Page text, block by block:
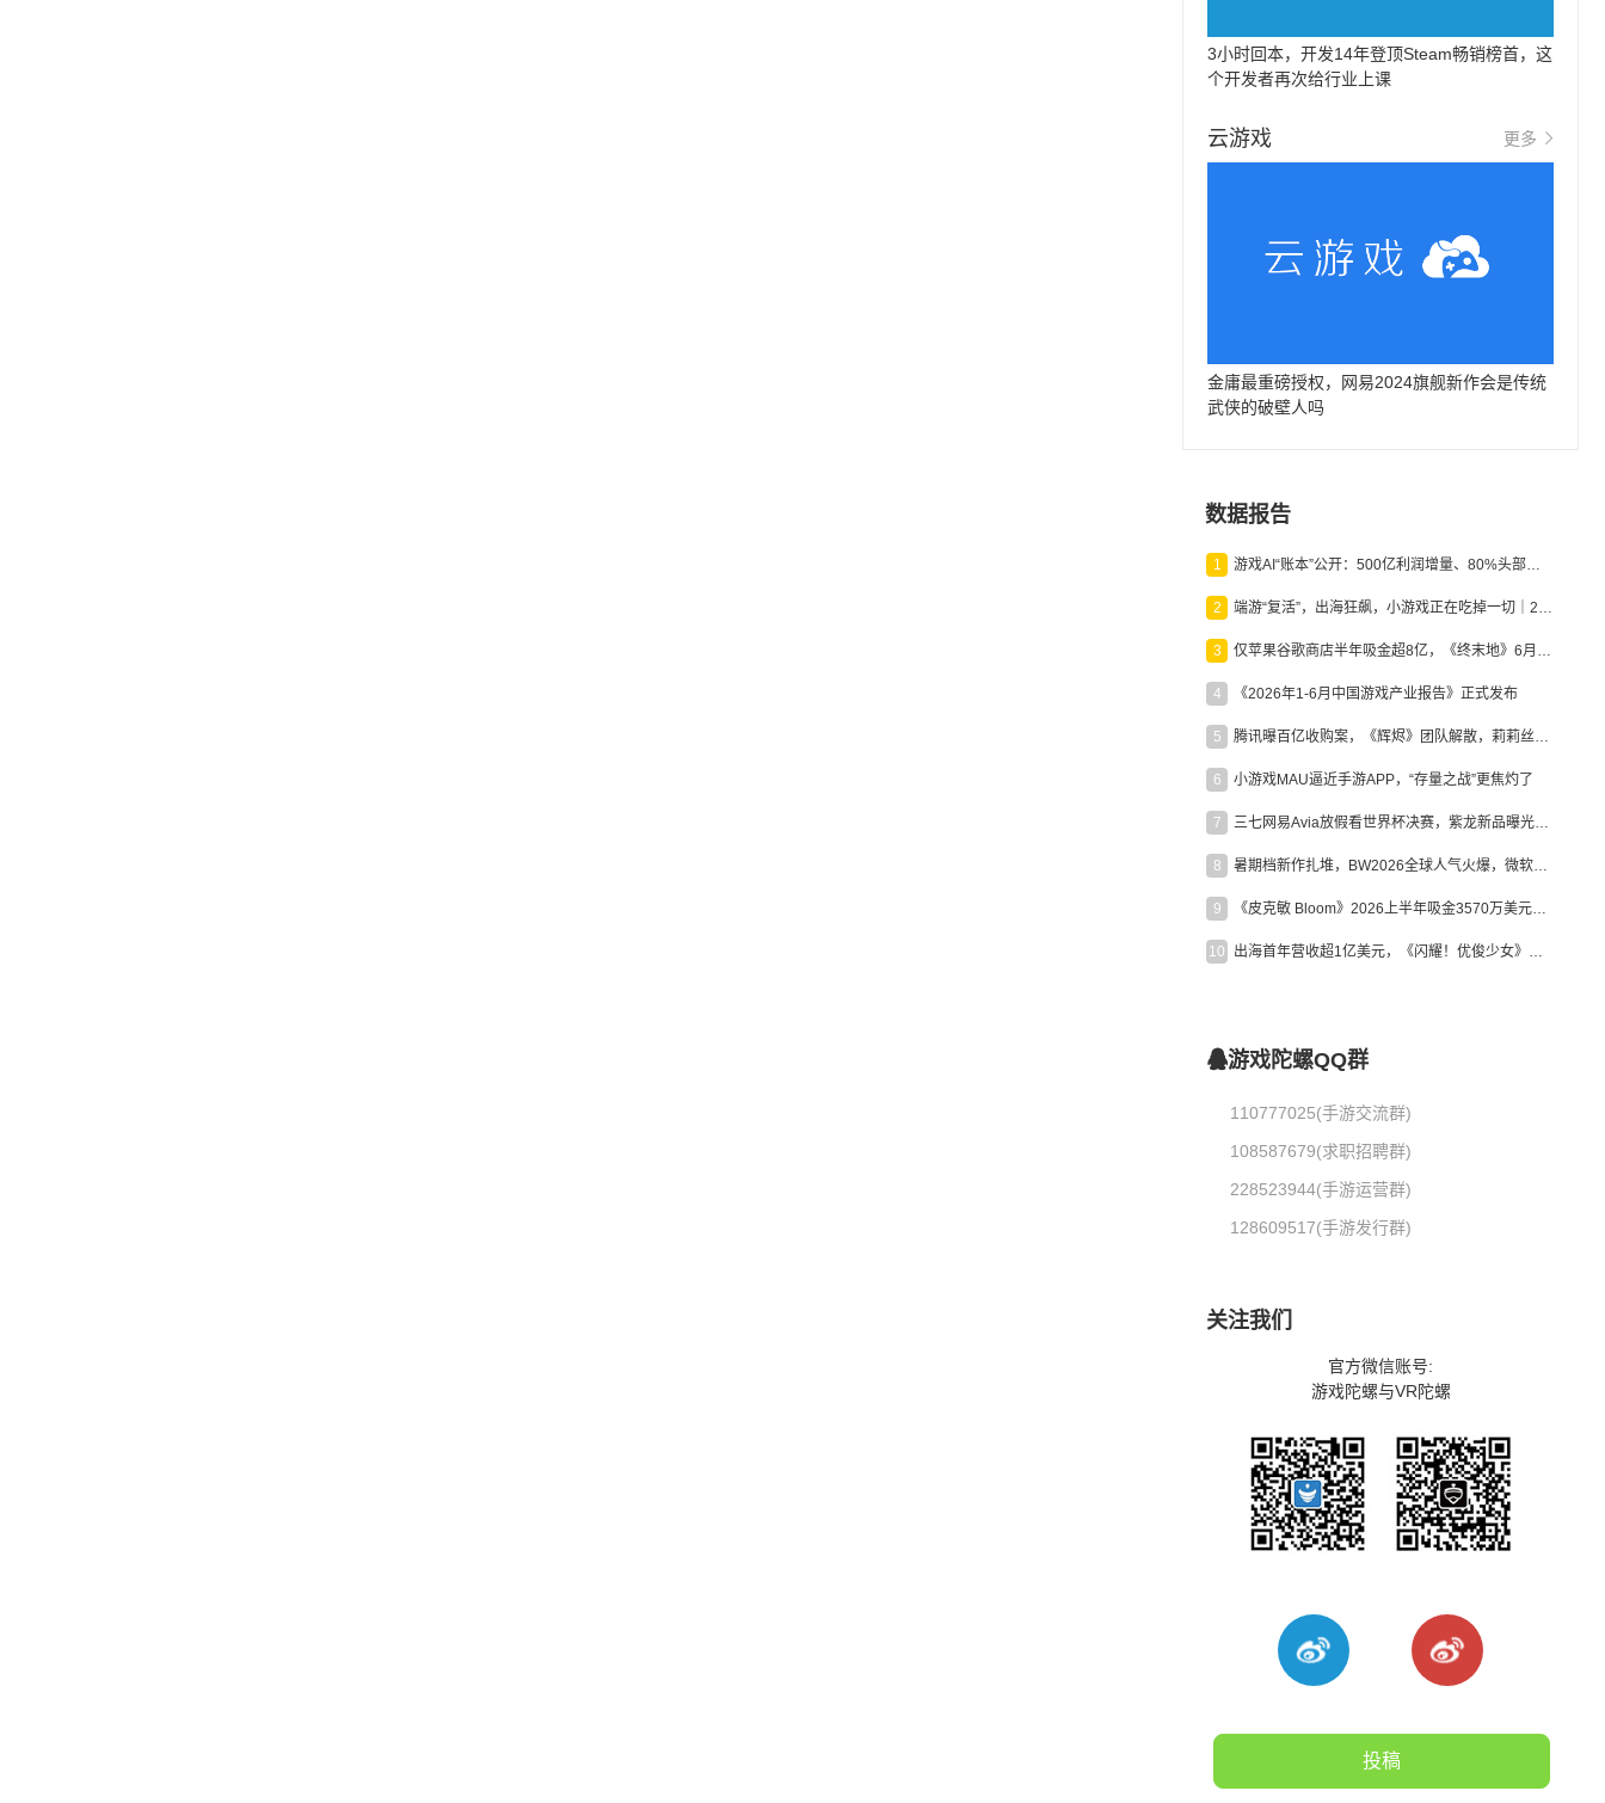
3小时回本，开发14年登顶Steam畅销榜首，这
个开发者再次给行业上课
云游戏 更多
金庸最重磅授权，网易2024旗舰新作会是传统
武侠的破壁人吗
数据报告
1 游戏AI“账本”公开：500亿利润增量、80%头部入局，谁在闷声发财？
2 端游“复活”，出海狂飙，小游戏正在吃掉一切｜2026上半年产业报告
3 仅苹果谷歌商店半年吸金超8亿，《终末地》6月份收入显著回暖
4 《2026年1-6月中国游戏产业报告》正式发布
5 腾讯曝百亿收购案，《辉烬》团队解散，莉莉丝新作曝光｜陀螺周报
6 小游戏MAU逼近手游APP，“存量之战”更焦灼了
7 三七网易Avia放假看世界杯决赛，紫龙新品曝光，米哈游新作上线 | 陀螺周报
8 暑期档新作扎堆，BW2026全球人气火爆，微软XBOX大裁员|陀螺周报
9 《皮克敏 Bloom》2026上半年吸金3570万美元，中国台湾成最大市场
10 出海首年营收超1亿美元，《闪耀！优俊少女》美国市场占比达七成
游戏陀螺QQ群
110777025(手游交流群)
108587679(求职招聘群)
228523944(手游运营群)
128609517(手游发行群)
关注我们
官方微信账号:
游戏陀螺与VR陀螺
投稿